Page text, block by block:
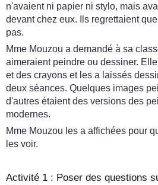
n'avaient ni papier ni stylo, mais
devant chez eux. Ils regrettaient
pas.
Mme Mouzou a demandé à sa
aimeraient peindre ou dessiner.
et des crayons et les a laissés
deux séances. Quelques images
d'autres étaient des versions des
modernes.
Mme Mouzou les a affichées pour
les voir.
Activité 1 : Poser des questions